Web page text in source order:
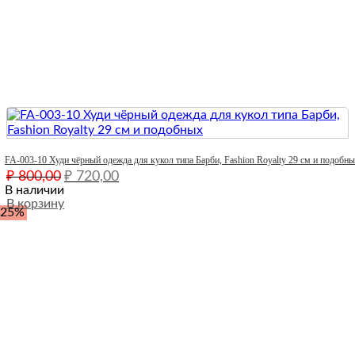
FA-003-10 Худи чёрный одежда для кукол типа Барби, Fashion Royalty 29 см и
₽800,00 Первоначальная
составляла
₽ 720,00Текущая
В наличии
В корзину